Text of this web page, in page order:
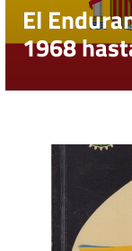
El
1968